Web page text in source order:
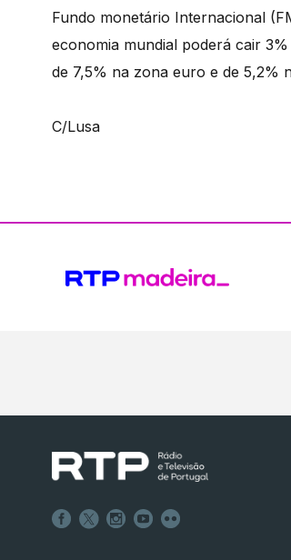
Fundo monetário Internacional
economia mundial poderá cair
de 7,5% na zona euro e de 5,2%
C/Lusa